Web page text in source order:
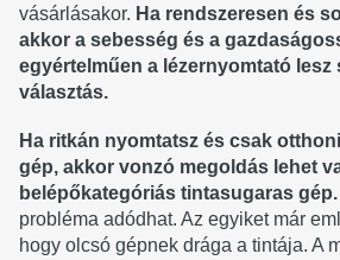
vásárlásakor. Ha rendszeresen és
akkor a sebesség és a
egyértelműen a lézernyomtató lesz
választás.
Ha ritkán nyomtatsz és csak
gép, akkor vonzó megoldás lehet
belépőkategóriás tintasugaras gép.
probléma adódhat. Az egyiket már
hogy olcsó gépnek drága a tintája. A